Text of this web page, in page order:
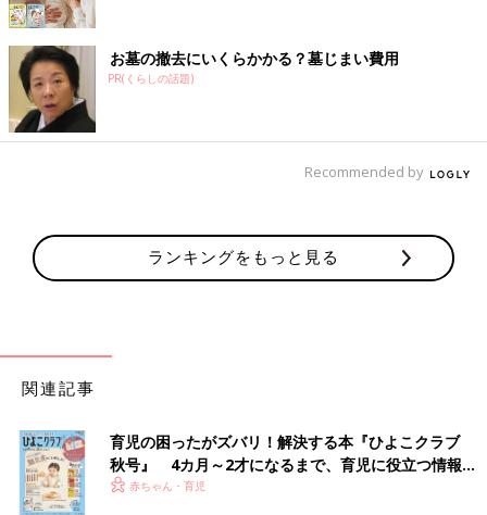
お墓の撤去にいくらかかる？墓じまい費用
PR(くらしの話題)
Recommended by
ランキングをもっと見る
関連記事
育児の困ったがズバリ！解決する本『ひよこクラブ
秋号』 4カ月～2才になるまで、育児に役立つ情報が
いっぱい！
赤ちゃん・育児